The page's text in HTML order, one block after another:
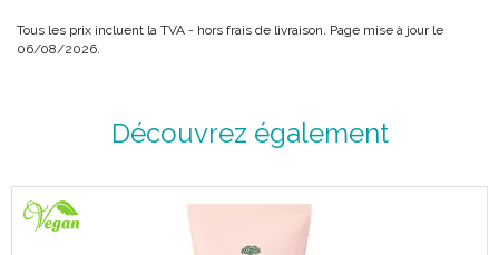
(1) Sauf Gommage Granité ressourçant, Gelée de douche
ressourçante, Déodorant fraîcheur | 24H, Eau exaltante
Code ACL : 8002197
Tous les prix incluent la TVA - hors frais de livraison. Page mise à jour le
06/08/2026.
Découvrez également